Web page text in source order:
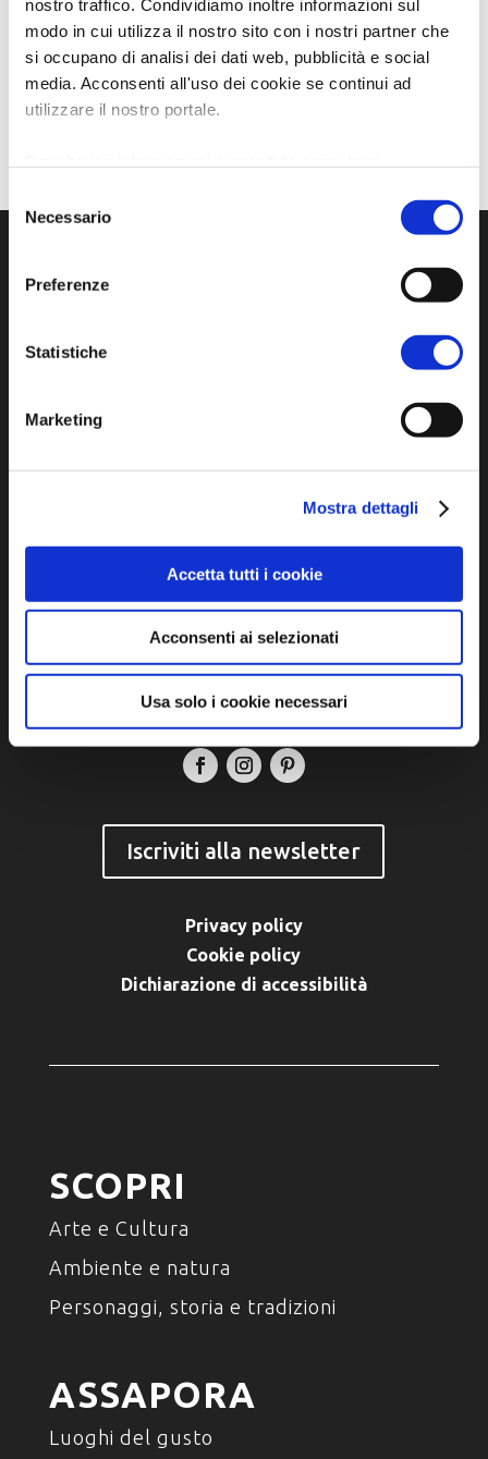
nostro traffico. Condividiamo inoltre informazioni sul
modo in cui utilizza il nostro sito con i nostri partner che
si occupano di analisi dei dati web, pubblicità e social
media. Acconsenti all'uso dei cookie se continui ad
utilizzare il nostro portale.
delNecessario
Preferenze
Statistiche
Marketing
Mostra dettagli
Accetta tutti i cookie
Acconsenti ai selezionati
Usa solo i cookie necessari
48012 Bagnacavallo (RA)
P.IVA e Cod. Fiscale 02291370399
P.E.C. pg.unione.labassaromagna.it@legalmail.it
Iscriviti alla newsletter
Privacy policy
Cookie policy
Dichiarazione di accessibilità
SCOPRI
Arte e Cultura
Ambiente e natura
Personaggi, storia e tradizioni
ASSAPORA
Luoghi del gusto